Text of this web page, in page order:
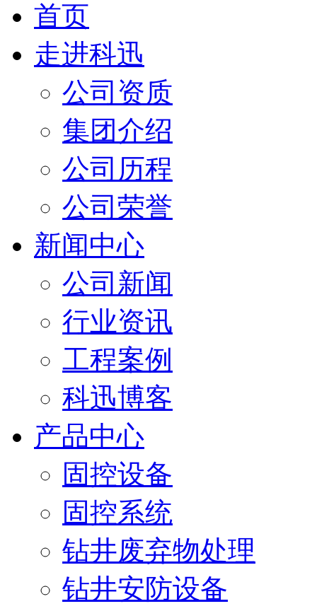
首页
走进科迅
公司资质
集团介绍
公司历程
公司荣誉
新闻中心
公司新闻
行业资讯
工程案例
科迅博客
产品中心
固控设备
固控系统
钻井废弃物处理
钻井安防设备